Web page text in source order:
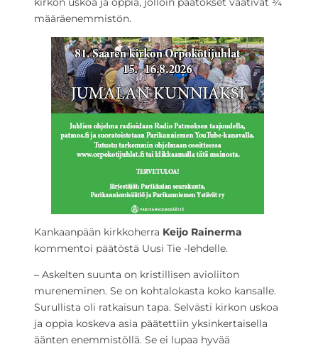
määräenemmistön.
Kankaanpään kirkkoherra Keijo Rainerma
kommentoi päätöstä Uusi Tie -lehdelle.
– Askelten suunta on kristillisen avioliiton
mureneminen. Se on kohtalokasta koko kansalle.
Surullista oli ratkaisun tapa. Selvästi kirkon uskoa
ja oppia koskeva asia päätettiin yksinkertaisella
äänten enemmistöllä. Se ei lupaa hyvää